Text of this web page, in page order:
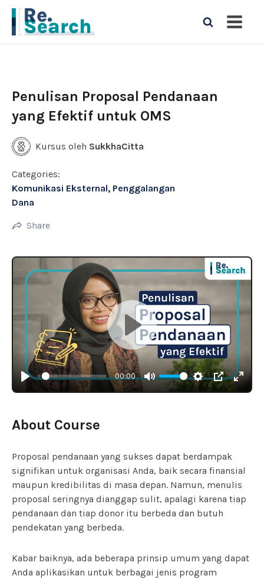
Penulisan Proposal Pendanaan
yang Efektif untuk OMS
Kursus oleh SukkhaCitta
Categories:
Komunikasi Eksternal, Penggalangan
Dana
Share
Play
00:00
Mute Settings
PIP Enter
Play
About Course
Proposal pendanaan yang sukses dapat berdampak
signifikan untuk organisasi Anda, baik secara finansial
maupun kredibilitas di masa depan. Namun, menulis
proposal seringnya dianggap sulit, apalagi karena tiap
pendanaan dan tiap donor itu berbeda dan butuh
pendekatan yang berbeda.
Kabar baiknya, ada beberapa prinsip umum yang dapat
Anda aplikasikan untuk berbagai jenis program